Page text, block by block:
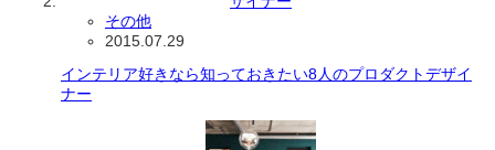
その他
2015.07.29
インテリア好きなら知っておきたい8人のプロダクトデザイ
ナー